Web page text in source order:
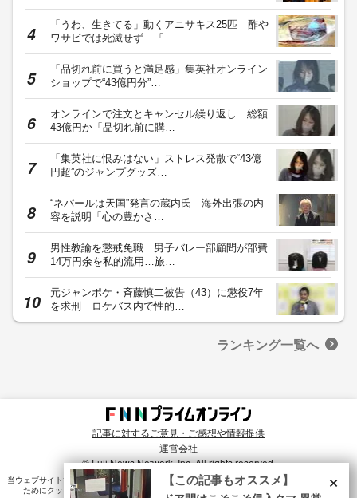
「うわ、生きてる」動くアニサキス25匹 酢や
ワサビでは死滅せず…「…
「品切れ前に買うと満足感」集英社オンライン
ショップで“43億円分”…
オンラインで注文とキャンセル繰り返し 総額
43億円か「品切れ前に購…
「集英社に恨みはない」ストレス発散で“43億
円超”のジャンプグッズ…
“ネパールは天国”発言の蔵内氏 海外出張の内
容を説明「心の豊かさ…
男性教諭を懲戒免職 男子バレー部顧問が部費
14万円余を私的流用…旅…
元ジャンポケ・斉藤慎二被告（43）に懲役7年
を求刑 ロケバス内で性的…
ランキング一覧へ
記事に対するご意見・ご感想や情報提供
運営会社
© Fuji News Network, Inc. All rights reserved.
当ウェブサイトでは、ユーザのニーズ・興味・関⼼に合致したコンテンツや広告配信を提供する
ためにクッキーを使⽤しています。詳細は、プライバシーポリシー をご確認ください。×
【この記事もオススメ】